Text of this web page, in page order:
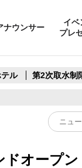
ナウンサー
イベ
プレ
ル 第2次取水制
ドオープ